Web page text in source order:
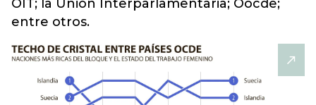
OIT; la Unión Interparlamentaria; Oocde;
entre otros.